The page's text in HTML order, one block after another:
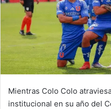
Mientras Colo Colo
institucional en su año del